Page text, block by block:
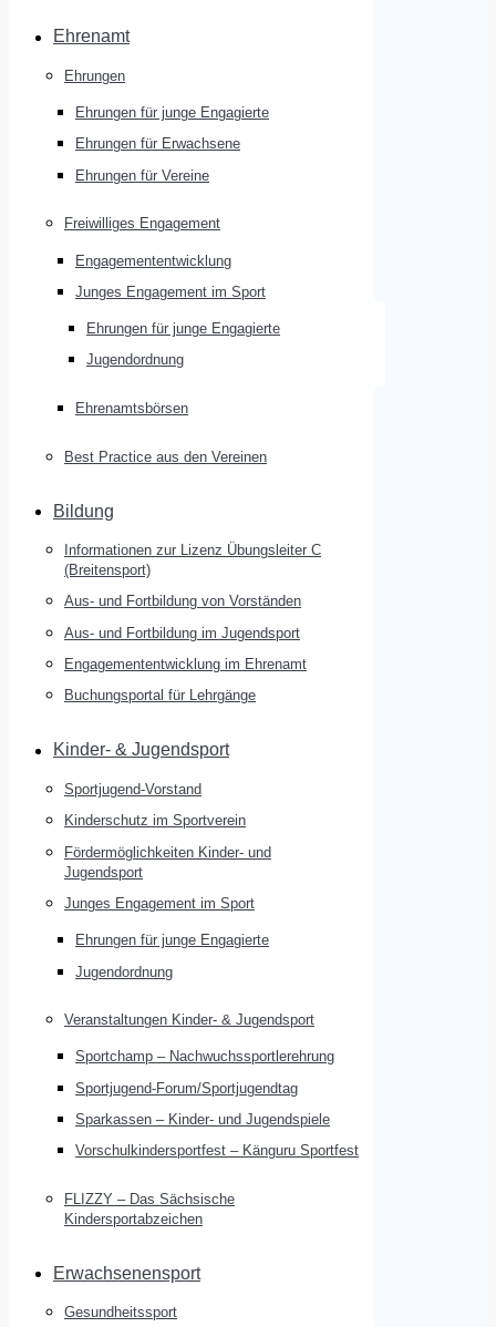
Ehrenamt
Ehrungen
Ehrungen für junge Engagierte
Ehrungen für Erwachsene
Ehrungen für Vereine
Freiwilliges Engagement
Engagemententwicklung
Junges Engagement im Sport
Ehrungen für junge Engagierte
Jugendordnung
Ehrenamtsbörsen
Best Practice aus den Vereinen
Bildung
Informationen zur Lizenz Übungsleiter C
(Breitensport)
Aus- und Fortbildung von Vorständen
Aus- und Fortbildung im Jugendsport
Engagemententwicklung im Ehrenamt
Buchungsportal für Lehrgänge
Kinder- & Jugendsport
Sportjugend-Vorstand
Kinderschutz im Sportverein
Fördermöglichkeiten Kinder- und
Jugendsport
Junges Engagement im Sport
Ehrungen für junge Engagierte
Jugendordnung
Veranstaltungen Kinder- & Jugendsport
Sportchamp – Nach­wuchs­sportler­ehrung
Sportjugend-Forum/Sport­jugend­tag
Sparkassen – Kinder- und Jugendspiele
Vorschulkindersportfest – Känguru Sportfest
FLIZZY – Das Sächsische
Kindersportabzeichen
Erwachsenensport
Gesundheitssport